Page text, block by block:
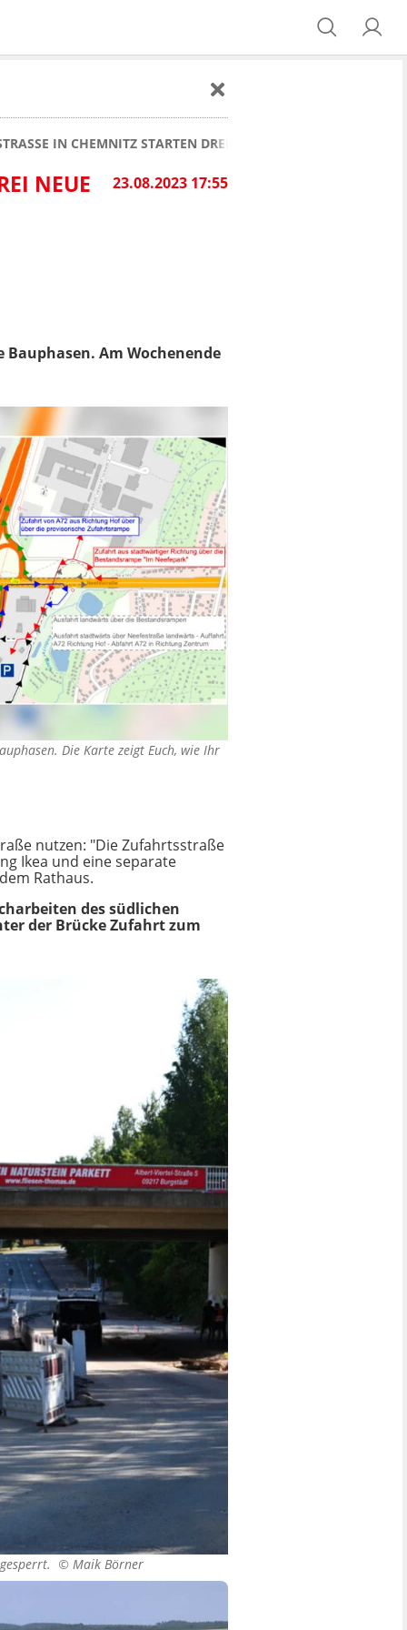
IN CHEMNITZ STARTEN DREI NEUE BAUPHASEN
23.08.2023 17:55
NEUE B
Am Wochenende
Die Karte zeigt Euch, wie Ihr
nutzen: "Die Zufahrtsstraße
Ikea und eine separate
Rathaus.
des südlichen
der Brücke Zufahrt zum
gesperrt. © Maik Börner